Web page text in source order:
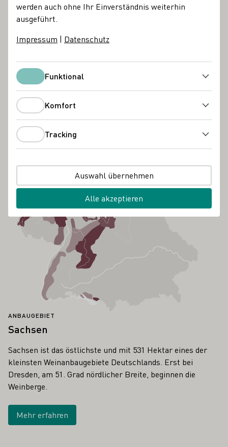
ANBAUGEBIET
Sachsen
Sachsen ist das östlichste und mit 531 Hektar eines der
kleinsten Weinanbaugebiete Deutschlands. Erst bei
Dresden, am 51. Grad nördlicher Breite, beginnen die
Weinberge.
Mehr erfahren
werden auch ohne Ihr Einverständnis weiterhin
ausgeführt.
Impressum | Datenschutz
FunktionalFunktional
Komfort
Tracking
Auswahl übernehmen
Alle akzeptieren